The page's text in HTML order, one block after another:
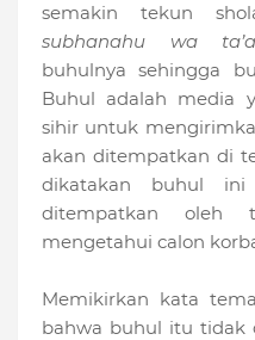
semakin tekun
subhanahu wa
buhulnya sehingga
Buhul adalah media
sihir untuk
akan ditempatkan di
dikatakan buhul
ditempatkan
mengetahui calon
Memikirkan kata
bahwa buhul itu tidak